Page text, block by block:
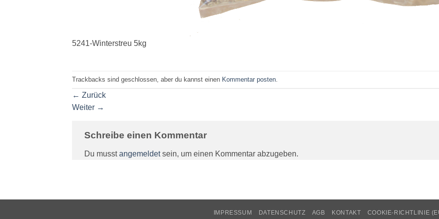
5241-Winterstreu 5kg
Trackbacks sind geschlossen, aber du kannst einen Kommentar posten
← Zurück
Weiter →
Schreibe einen Kommentar
Du musstangemeldetsein, um einen Kommentar abzugeben.
IMPRESSUM DATENSCHUTZ AGB KONTAKT COOKIE-RICHTLINIE